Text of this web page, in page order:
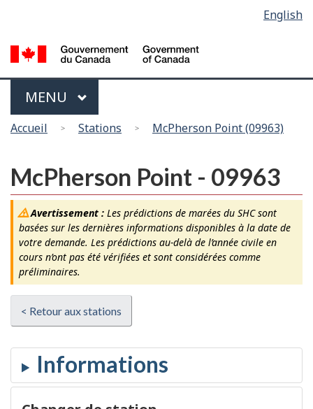
main
content
la
version
HTML
la
langue
English
Menu
MAIN
MENU
Vous
ici
Accueil Stations McPherson Point (09963)
McPherson Point - 09963
Avertissement :Les prédictions de marées du SHC sont
basées sur les dernières informations disponibles à la date de
votre demande. Les prédictions au-delà de l’année civile en
cours n’ont pas été vérifiées et sont considérées comme
préliminaires.
< Retour aux stations